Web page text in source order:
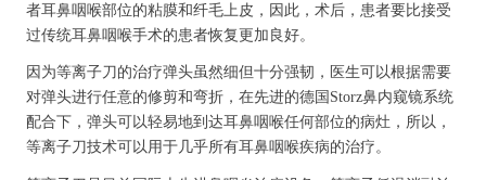
者耳鼻咽喉部位的粘膜和纤毛上皮，因此，术后，患者要比接受
过传统耳鼻咽喉手术的患者恢复更加良好。
因为等离子刀的治疗弹头虽然细但十分强韧，医生可以根据需要
对弹头进行任意的修剪和弯折，在先进的德国Storz鼻内窥镜系统
配合下，弹头可以轻易地到达耳鼻咽喉任何部位的病灶，所以，
等离子刀技术可以用于几乎所有耳鼻咽喉疾病的治疗。